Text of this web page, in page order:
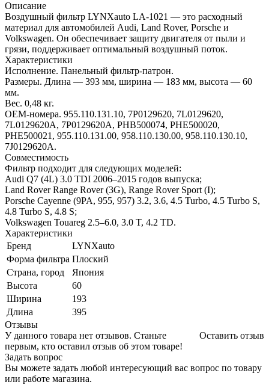
Описание
Воздушный фильтр LYNXauto LA-1021 — это расходный
материал для автомобилей Audi, Land Rover, Porsche и
Volkswagen. Он обеспечивает защиту двигателя от пыли и
грязи, поддерживает оптимальный воздушный поток.
Характеристики
Исполнение. Панельный фильтр-патрон.
Размеры. Длина — 393 мм, ширина — 183 мм, высота — 60
мм.
Вес. 0,48 кг.
OEM-номера. 955.110.131.10, 7P0129620, 7L0129620,
7L0129620A, 7P0129620A, PHB500074, PHE500020,
PHE500021, 955.110.131.00, 958.110.130.00, 958.110.130.10,
7J0129620A.
Совместимость
Фильтр подходит для следующих моделей:
Audi Q7 (4L) 3.0 TDI 2006–2015 годов выпуска;
Land Rover Range Rover (3G), Range Rover Sport (I);
Porsche Cayenne (9PA, 955, 957) 3.2, 3.6, 4.5 Turbo, 4.5 Turbo S,
4.8 Turbo S, 4.8 S;
Volkswagen Touareg 2.5–6.0, 3.0 T, 4.2 TD.
Характеристики
Бренд
LYNXauto
Форма фильтра Плоский
Страна, город
Япония
Высота
60
Ширина
193
Длина
395
Отзывы
Оставить отзыв
У данного товара нет отзывов. Станьте
первым, кто оставил отзыв об этом товаре!
Задать вопрос
Вы можете задать любой интересующий вас вопрос по товару
или работе магазина.